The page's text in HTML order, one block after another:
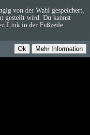
von der Wahl gespeichert,
gestellt wird. Du kannst
Link in der Fußzeile